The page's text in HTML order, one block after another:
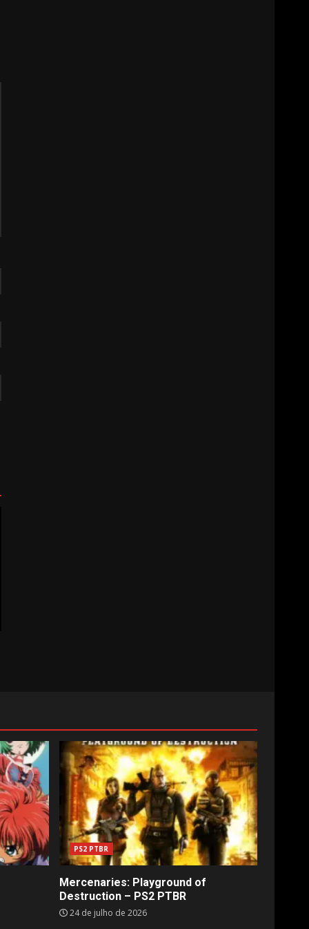
PS2 PTBR
Mercenaries: Playground of
Destruction – PS2 PTBR
24 de julho de 2026